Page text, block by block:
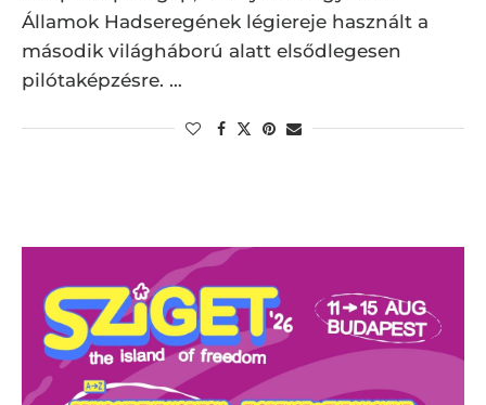
Államok Hadseregének légiereje használt a
második világháború alatt elsődlegesen
pilótaképzésre. …